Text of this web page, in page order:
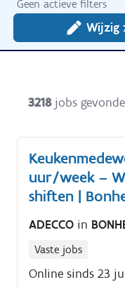
Geen actieve filters
Wijzig
3218 jobs
uur/week –
shiften |
ADECCO in
Vaste jobs
Online sinds 23